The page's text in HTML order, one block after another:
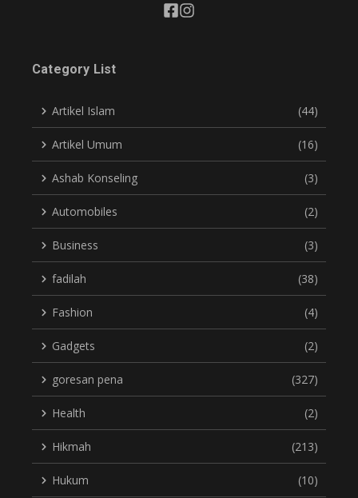
Category List
Artikel Islam (44)
Artikel Umum (16)
Ashab Konseling (3)
Automobiles (2)
Business (3)
fadilah (38)
Fashion (4)
Gadgets (2)
goresan pena (327)
Health (2)
Hikmah (213)
Hukum (10)